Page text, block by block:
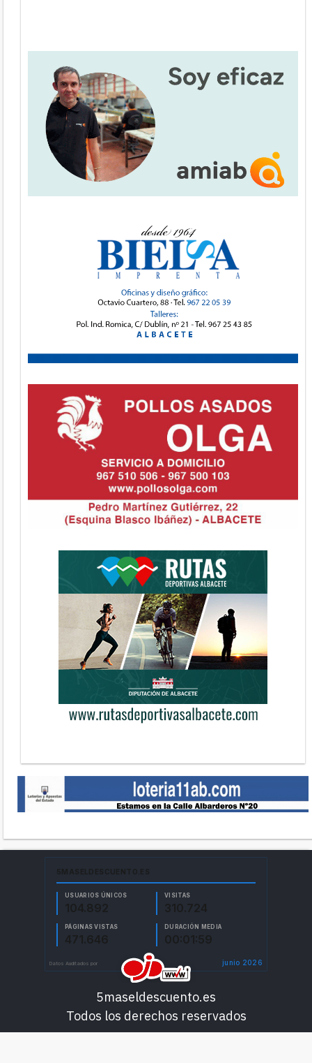
5maseldescuento.es
Todos los derechos reservados